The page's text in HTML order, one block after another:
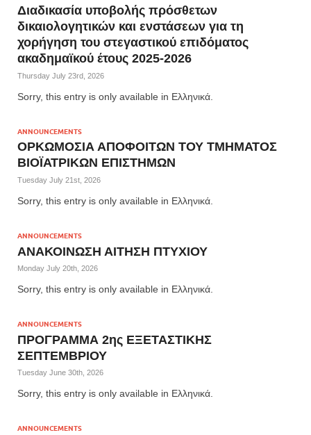
Διαδικασία υποβολής πρόσθετων
δικαιολογητικών και ενστάσεων για τη
χορήγηση του στεγαστικού επιδόματος
ακαδημαϊκού έτους 2025-2026
Thursday July 23rd, 2026
Sorry, this entry is only available in Ελληνικά.
ANNOUNCEMENTS
ΟΡΚΩΜΟΣΙΑ ΑΠΟΦΟΙΤΩΝ ΤΟΥ ΤΜΗΜΑΤΟΣ
ΒΙΟΪΑΤΡΙΚΩΝ ΕΠΙΣΤΗΜΩΝ
Tuesday July 21st, 2026
Sorry, this entry is only available in Ελληνικά.
ANNOUNCEMENTS
ΑΝΑΚΟΙΝΩΣΗ ΑΙΤΗΣΗ ΠΤΥΧΙΟΥ
Monday July 20th, 2026
Sorry, this entry is only available in Ελληνικά.
ANNOUNCEMENTS
ΠΡΟΓΡΑΜΜΑ 2ης ΕΞΕΤΑΣΤΙΚΗΣ
ΣΕΠΤΕΜΒΡΙΟΥ
Tuesday June 30th, 2026
Sorry, this entry is only available in Ελληνικά.
ANNOUNCEMENTS